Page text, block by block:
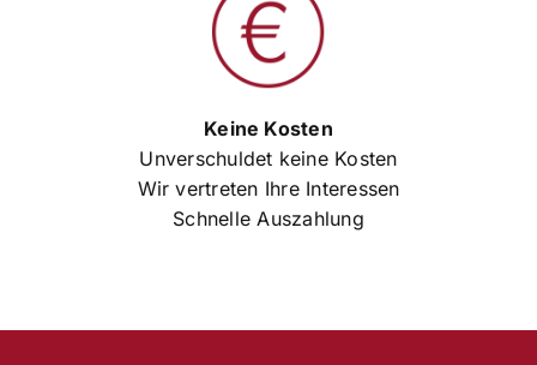
Keine Kosten
Unverschuldet keine Kosten
Wir vertreten Ihre Interessen
Schnelle Auszahlung